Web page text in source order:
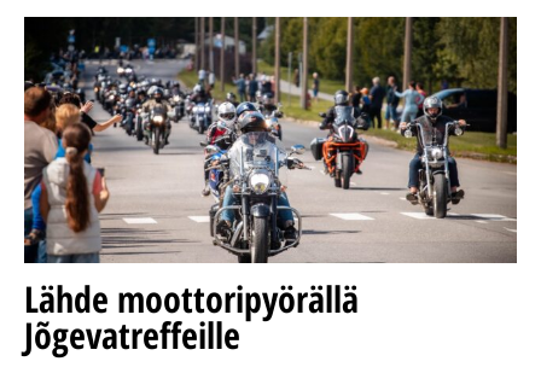
Lähde moottoripyörällä
Jõgevatreffeille